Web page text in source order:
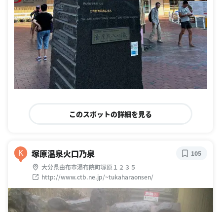
このスポットの詳細を見る
K 塚原温泉火口乃泉
大分県由布市湯布院町塚原１２３５
http://www.ctb.ne.jp/~tukaharaonsen/
105